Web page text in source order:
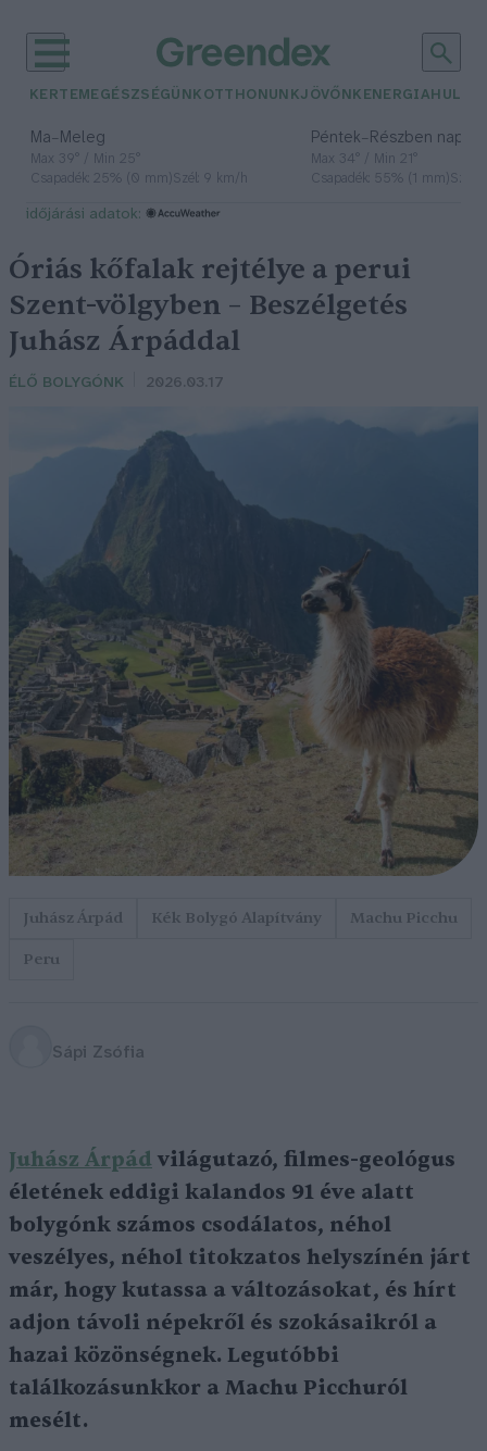
KERTEM EGÉSZSÉGÜNK OTTHONUNKJÖVŐNK ENERGIA
Ma– Meleg
Max 39° / Min 25°
Csapadék: 25% (0 mm)Szél: 9 km/h
Péntek– Részben
Max 34° / Min 21°
Csapadék: 55% (1 mm)Szél:
időjárási adatok:
Óriás kőfalak rejtélye a perui
Szent-völgyben – Beszélgetés
Juhász Árpáddal
ÉLŐ BOLYGÓNK 2026.03.17
Juhász Árpád Kék Bolygó Alapítvány
Machu Picchu
Peru
Sápi Zsófia
Juhász Árpád világutazó, filmes-geológus
életének eddigi kalandos 91 éve alatt
bolygónk számos csodálatos, néhol
veszélyes, néhol titokzatos helyszínén járt
már, hogy kutassa a változásokat, és hírt
adjon távoli népekről és szokásaikról a
hazai közönségnek. Legutóbbi
találkozásunkkor a Machu Picchuról
mesélt.